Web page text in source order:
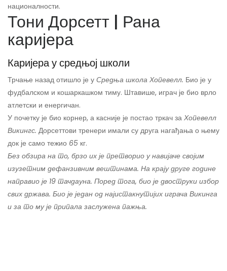
националности.
Тони Дорсетт | Рана
каријера
Каријера у средњој школи
Трчање назад отишло је у Средња школа Хопевелл. Био је у
фудбалском и кошаркашком тиму. Штавише, играч је био врло
атлетски и енергичан.
У почетку је био корнер, а касније је постао тркач за Хопевелл
Викингс. Дорсеттови тренери имали су друга нагађања о њему
док је само тежио 65 кг.
Без обзира на то, брзо их је претворио у навијаче својим
изузетним дефанзивним вештинама. На крају друге године
направио је 19 тачдауна. Поред тога, био је двоструки избор
свих држава. Био је један од најистакнутијих играча Викинга
и за то му је припала заслужена пажња.